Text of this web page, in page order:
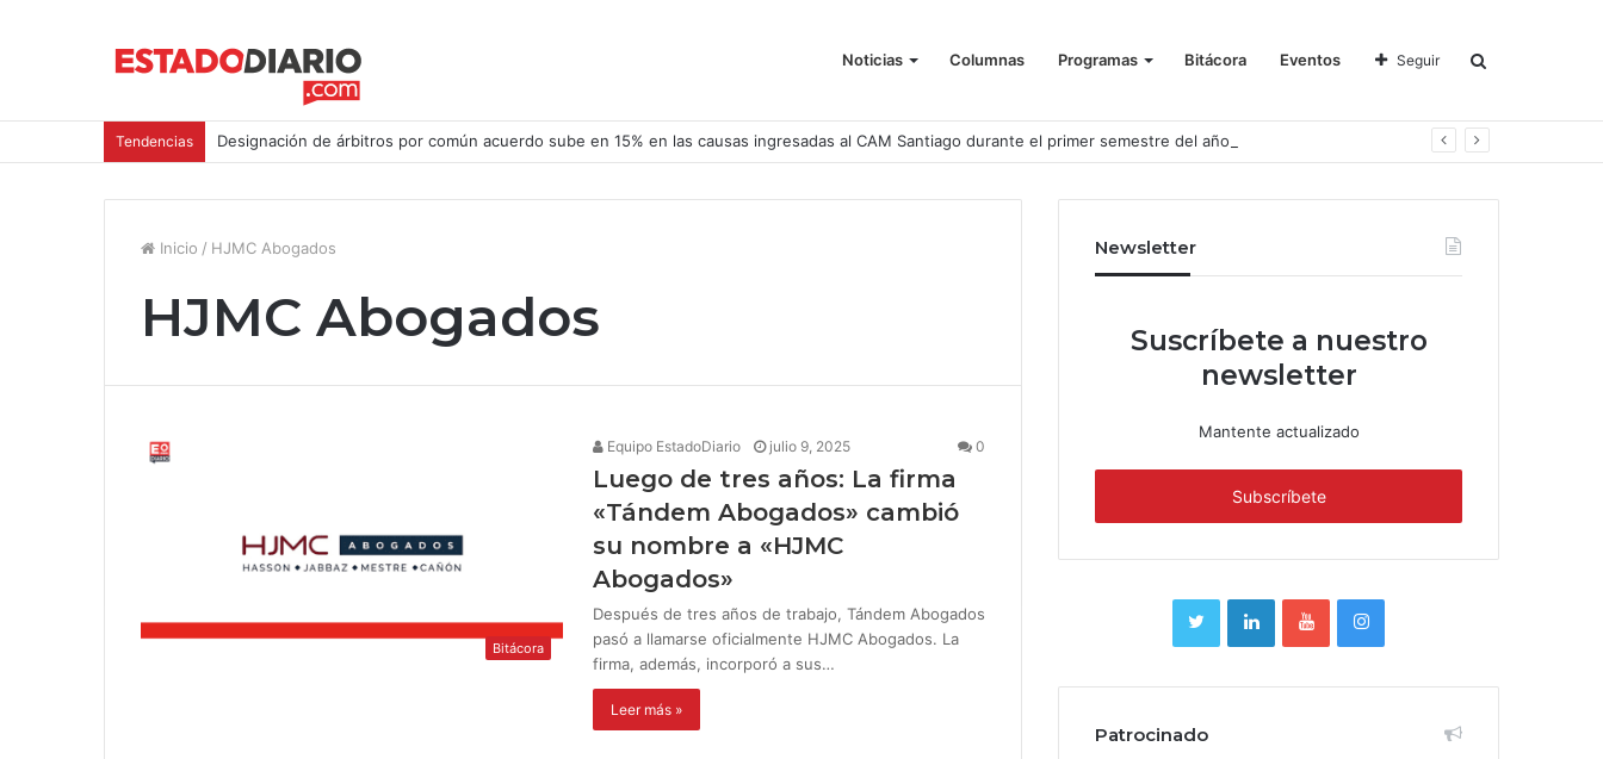
Noticias Columnas Programas Bitácora Eventos Seguir
Tendencias Designación de árbitros por común acuerdo sube en 15% en las causas ingresadas al CAM Santiago durante el primer semestre del año
Inicio / HJMC Abogados
HJMC Abogados
Bitácora
Equipo EstadoDiario julio 9, 2025 0
Luego de tres años: La firma
«Tándem Abogados» cambió
su nombre a «HJMC
Abogados»
Después de tres años de trabajo, Tándem Abogados
pasó a llamarse oficialmente HJMC Abogados. La
firma, además, incorporó a sus…
Leer más »
Newsletter
Suscríbete a nuestro
newsletter
Mantente actualizado
Patrocinado